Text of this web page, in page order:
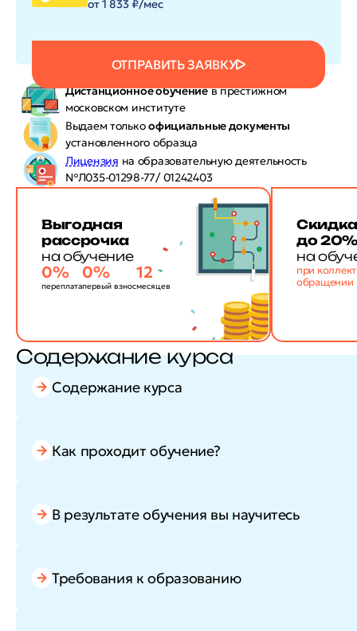
ОТПРАВИТЬ ЗАЯВКУ
от 1 833 ₽/мес
Дистанционное обучениев престижном
московском институте
Выдаем толькоофициальные документы
установленного образца
Лицензия на образовательную деятельность
№Л035-01298-77/ 01242403
Выгодная
рассрочка
на обучение
0%
переплата
0%
первый взнос
12
месяцев
до
на
при
обращении
Содержание курса
Содержание курса
Как проходит обучение?
В результате обучения вы научитесь
Требования к образованию